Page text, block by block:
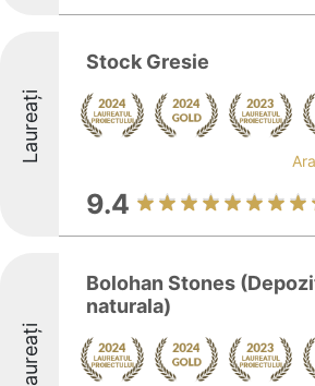
Laureați
Stock Gresie
9.4
Laureați
Bolohan Stones
naturala)